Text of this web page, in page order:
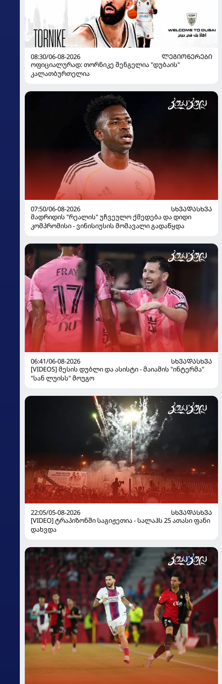
08:30/06-08-2026
ᲚᲔᲒᲘᲝᲜᲔᲠᲔᲑᲘ
ოფიციალურად: თორნიკე შენგელია "დუბაის"
კალათბურთელია
07:50/06-08-2026
ᲡᲮᲕᲐᲓᲐᲡᲮᲕᲐ
მადრიდის "რეალის" უჩვეულო ქმედება და დიდი
კომპრომისი - ვინისიუსის მომავალი გადაწყდა
06:41/06-08-2026
ᲡᲮᲕᲐᲓᲐᲡᲮᲕᲐ
[VIDEOS] მესის დუბლი და ასისტი - მაიამის "ინტერმა"
"სან ლუისს" მოუგო
22:05/05-08-2026
ᲡᲮᲕᲐᲓᲐᲡᲮᲕᲐ
[VIDEO] ტრაპიზონში საგიჟეთია - სალაჰს 25 ათასი ფანი
დახვდა